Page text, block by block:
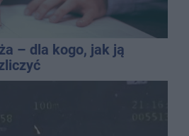
– dla kogo, jak ją